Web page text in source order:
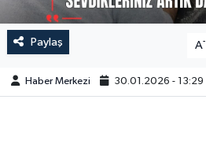
Paylaş A-
Haber Merkezi 30.01.2026 - 13:29